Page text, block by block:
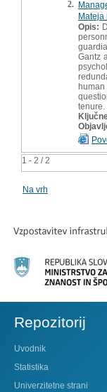
1 - 2 / 2
2.
Mateja
Opis:
Gantz
tenure.
Na vrh
Repozitorij
Uvodnik
Statistika
Univerzitetne strani